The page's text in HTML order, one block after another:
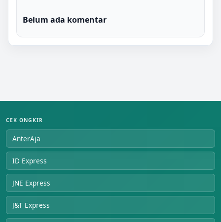
Belum ada komentar
CEK ONGKIR
AnterAja
ID Express
JNE Express
J&T Express